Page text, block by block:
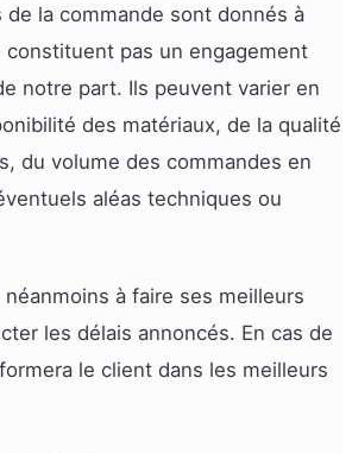
la commande sont donnés à
pas un engagement
notre part. Ils peuvent varier en
des matériaux, de la qualité
du volume des commandes en
aléas techniques ou
à faire ses meilleurs
les délais annoncés. En cas de
le client dans les meilleurs